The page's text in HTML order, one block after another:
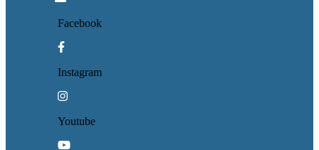
Facebook
Instagram
Youtube